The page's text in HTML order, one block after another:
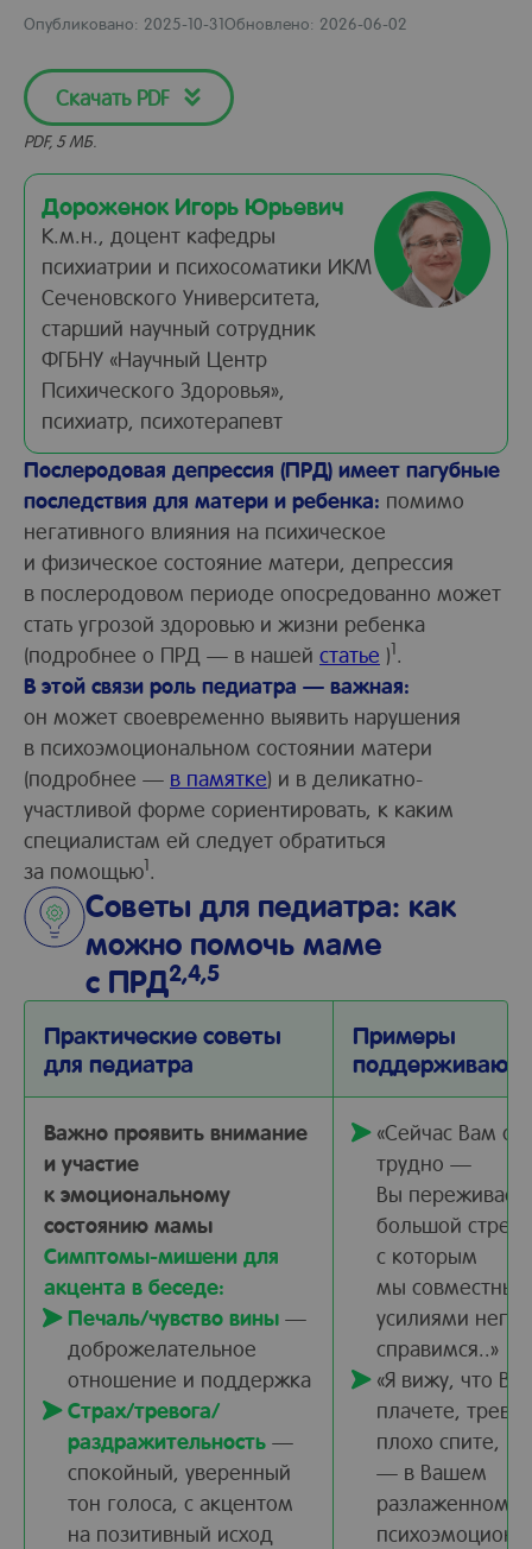
Опубликовано: 2025-10-31Обновлено: 2026-06-02
Скачать PDF
PDF, 5 МБ.
Дороженок Игорь Юрьевич
К.м.н., доцент кафедры
психиатрии и психосоматики ИКМ
Сеченовского Университета,
старший научный сотрудник
ФГБНУ «Научный Центр
Психического Здоровья»,
психиатр, психотерапевт
Послеродовая депрессия (ПРД) имеет пагубные
последствия для матери и ребенка: помимо
негативного влияния на психическое
и физическое состояние матери, депрессия
в послеродовом периоде опосредованно может
стать угрозой здоровью и жизни ребенка
(подробнее о ПРД — в нашей статье )1.
В этой связи роль педиатра — важная:
он может своевременно выявить нарушения
в психоэмоциональном состоянии матери
(подробнее — в памятке) и в деликатно-
участливой форме сориентировать, к каким
специалистам ей следует обратиться
за помощью1.
Советы для педиатра: как
можно помочь маме
с ПРД2,4,5
Практические советы
для педиатра
Примеры
Важно проявить внимание
и участие
к эмоциональному
состоянию мамы
Симптомы-мишени для
акцента в беседе:
Печаль/чувство вины —
доброжелательное
отношение и поддержка
Страх/тревога/
раздражительность —
спокойный, уверенный
тон голоса, с акцентом
на позитивный исход
«Сейчас Вам
трудно —
Вы
большой
с которым
мы
усилиями
справимся..»
«Я вижу, что
плачете,
плохо спите,
— в Вашем
разлаженном